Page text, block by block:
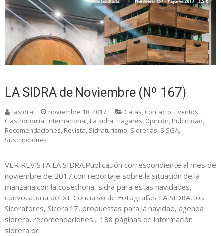
LA SIDRA de Noviembre (Nº 167)
lasidra noviembre 18, 2017 Catas, Contacto, Eventos,
Gastronomía, Internacional, La sidra, Llagares, Opinión, Publicidad,
Recomendaciones, Revista, Sidraturismo, Sidrerías, SISGA,
Suscripciones
VER REVISTA LA SIDRA.Publicación correspondiente al mes de
noviembre de 2017 con reportaje sobre la situación de la
manzana con la cosechona, sidra para estas navidades,
convocatoria del XI Concurso de Fotografías LA SIDRA, los
Siceratores, Sicera'17, propuestas para la navidad, agenda
sidrera, recomendaciones... 188 páginas de información
sidrera de